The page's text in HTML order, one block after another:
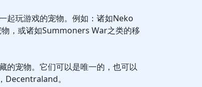
起玩游戏的宠物。例如：诸如Neko
，或诸如Summoners War之类的移
的宠物。它们可以是唯一的，也可以
Decentraland。